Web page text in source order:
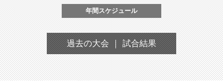
年間スケジュール
過去の大会 ｜ 試合結果